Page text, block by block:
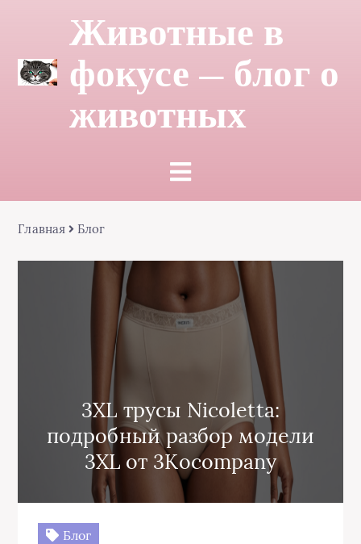
Животные в
фокусе — блог о
животных
Главная Блог
3XL трусы Nicoletta:
подробный разбор модели
3XL от 3Kocompany
Блог